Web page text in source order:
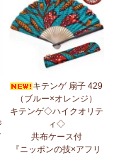
キテンゲ◇ハイクオ
技×アフリカの色』
品コーナー新入荷！
品を、これからも
キテンゲ 扇子 429
（ブルー×オレンジ）
キテンゲ◇ハイクオリテ
ィ◇
共布ケース付
『ニッポンの技×アフリ